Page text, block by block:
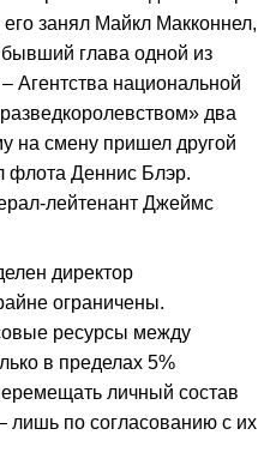
занял Майкл Макконнел,
глава одной из
национальной
два
на смену пришел другой
флота Деннис Блэр.
лейтенант Джеймс
директор
ограничены.
ресурсы между
в пределах 5%
личный состав
лишь по согласованию с их